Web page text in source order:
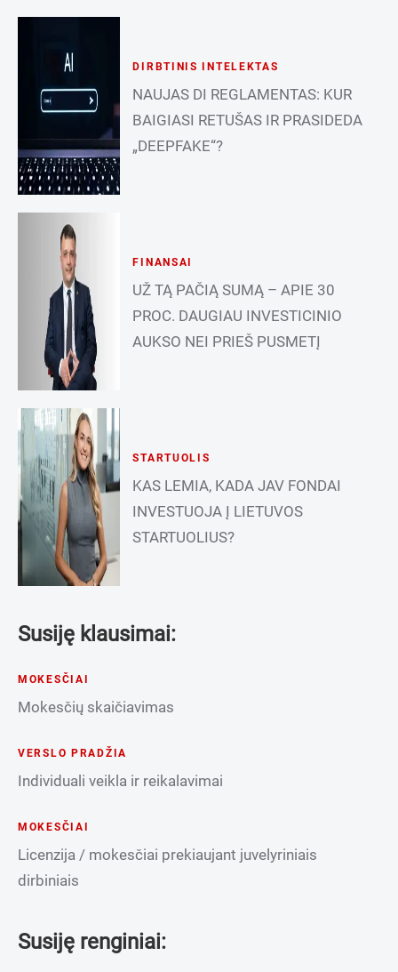
DIRBTINIS INTELEKTAS
NAUJAS DI REGLAMENTAS: KUR
BAIGIASI RETUŠAS IR PRASIDEDA
„DEEPFAKE“?
FINANSAI
UŽ TĄ PAČIĄ SUMĄ – APIE 30
PROC. DAUGIAU INVESTICINIO
AUKSO NEI PRIEŠ PUSMETĮ
STARTUOLIS
KAS LEMIA, KADA JAV FONDAI
INVESTUOJA Į LIETUVOS
STARTUOLIUS?
Susiję klausimai:
MOKESČIAI
Mokesčių skaičiavimas
VERSLO PRADŽIA
Individuali veikla ir reikalavimai
MOKESČIAI
Licenzija / mokesčiai prekiaujant juvelyriniais
dirbiniais
Susiję renginiai: